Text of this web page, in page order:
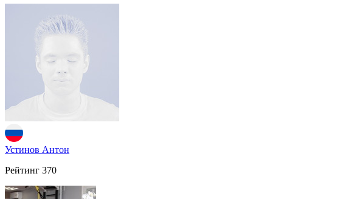
Устинов Антон
Рейтинг 370